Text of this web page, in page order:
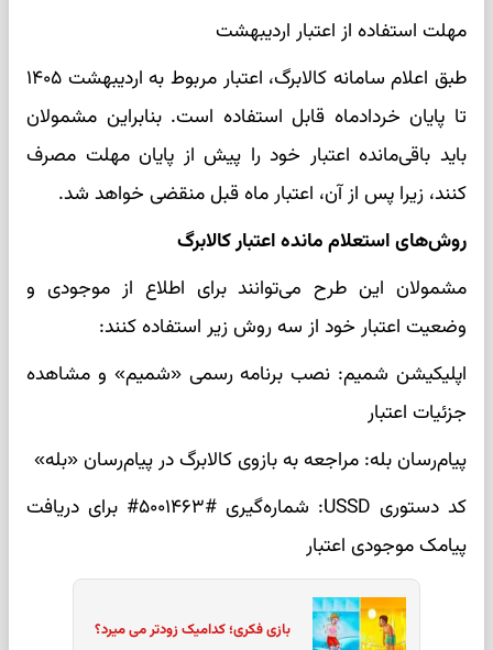
مهلت استفاده از اعتبار اردیبهشت
طبق اعلام سامانه کالابرگ، اعتبار مربوط به اردیبهشت ۱۴۰۵
تا پایان خردادماه قابل استفاده است. بنابراین مشمولان
باید باقی‌مانده اعتبار خود را پیش از پایان مهلت مصرف
کنند، زیرا پس از آن، اعتبار ماه قبل منقضی خواهد شد.
روش‌های استعلام مانده اعتبار کالابرگ
مشمولان این طرح می‌توانند برای اطلاع از موجودی و
وضعیت اعتبار خود از سه روش زیر استفاده کنند:
اپلیکیشن شمیم: نصب برنامه رسمی «شمیم» و مشاهده
جزئیات اعتبار
پیام‌رسان بله: مراجعه به بازوی کالابرگ در پیام‌رسان «بله»
کد دستوری USSD: شماره‌گیری #۵۰۰۱۴۶۳# برای دریافت
پیامک موجودی اعتبار
بازی فکری؛ کدامیک زودتر می میرد؟